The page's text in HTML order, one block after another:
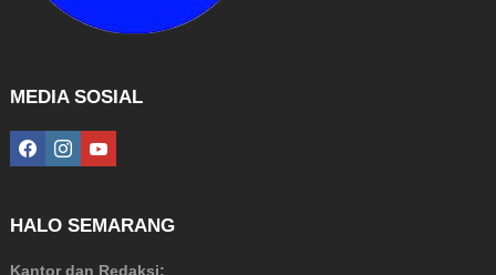
MEDIA SOSIAL
facebookinstagramyoutube
HALO SEMARANG
Kantor dan Redaksi: